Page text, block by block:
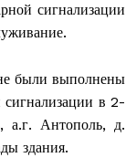
"ДВ"
сигнализации
были выполнены
в 2-
а.г. Антополь, д.
здания.